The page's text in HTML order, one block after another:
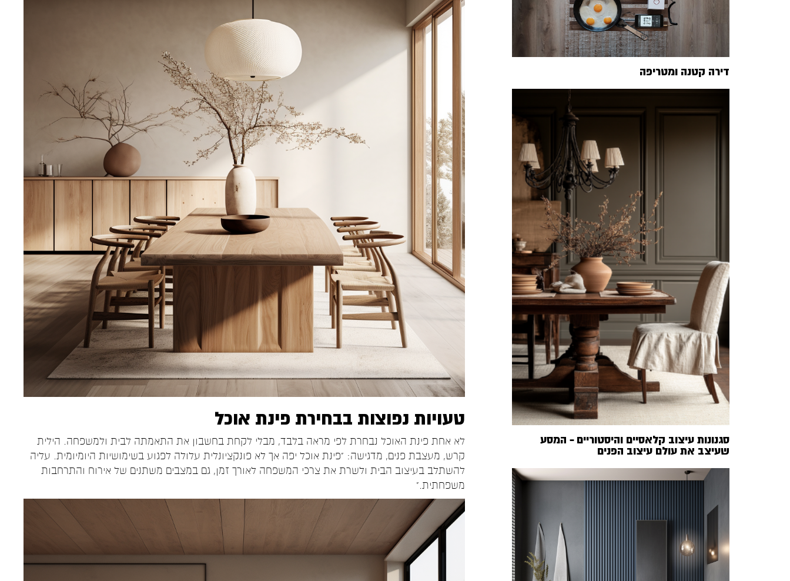
דירה קטנה ומטריפה
סגנונות עיצוב קלאסיים והיסטוריים – המסע
שעיצב את עולם עיצוב הפנים
טעויות נפוצות בבחירת פינת אוכל
לא אחת פינת האוכל נבחרת לפי מראה בלבד, מבלי לקחת בחשבון את התאמתה לבית ולמשפחה. הילית
קרש, מעצבת פנים, מדגישה: "פינת אוכל יפה אך לא פונקציונלית עלולה לפגוע בשימושיות היומיומית. עליה
להשתלב בעיצוב הבית ולשרת את צרכי המשפחה לאורך זמן, גם במצבים משתנים של אירוח והתרחבות
משפחתית."